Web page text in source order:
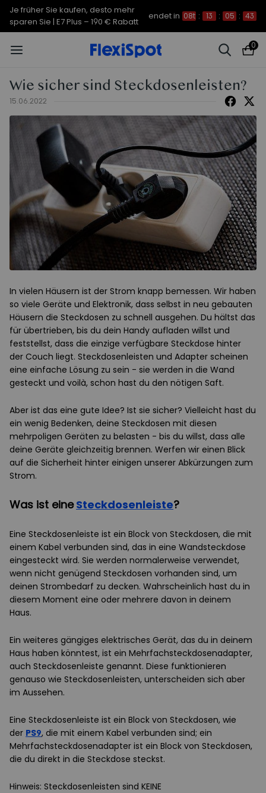
Je früher Sie kaufen, desto mehr
sparen Sie | C7 Morpher – 290 €
Rabatt
endet in 08t : 13 : 05 : 42
0
Wie sicher sind Steckdosenleisten?
15.06.2022
In vielen Häusern ist der Strom knapp bemessen. Wir haben
so viele Geräte und Elektronik, dass selbst in neu gebauten
Häusern die Steckdosen zu schnell ausgehen. Du hältst das
für übertrieben, bis du dein Handy aufladen willst und
feststellst, dass die einzige verfügbare Steckdose hinter
der Couch liegt. Steckdosenleisten und Adapter scheinen
eine einfache Lösung zu sein - sie werden in die Wand
gesteckt und voilà, schon hast du den nötigen Saft.
Aber ist das eine gute Idee? Ist sie sicher? Vielleicht hast du
ein wenig Bedenken, deine Steckdosen mit diesen
mehrpoligen Geräten zu belasten - bis du willst, dass alle
deine Geräte gleichzeitig brennen. Werfen wir einen Blick
auf die Sicherheit hinter einigen unserer Abkürzungen zum
Strom.
Was ist eine Steckdosenleiste?
Eine Steckdosenleiste ist ein Block von Steckdosen, die mit
einem Kabel verbunden sind, das in eine Wandsteckdose
eingesteckt wird. Sie werden normalerweise verwendet,
wenn nicht genügend Steckdosen vorhanden sind, um
deinen Strombedarf zu decken. Wahrscheinlich hast du in
diesem Moment eine oder mehrere davon in deinem
Haus.
Ein weiteres gängiges elektrisches Gerät, das du in deinem
Haus haben könntest, ist ein Mehrfachsteckdosenadapter,
auch Steckdosenleiste genannt. Diese funktionieren
genauso wie Steckdosenleisten, unterscheiden sich aber
im Aussehen.
Eine Steckdosenleiste ist ein Block von Steckdosen, wie
der PS9, die mit einem Kabel verbunden sind; ein
Mehrfachsteckdosenadapter ist ein Block von Steckdosen,
die du direkt in die Steckdose steckst.
Hinweis: Steckdosenleisten sind KEINE